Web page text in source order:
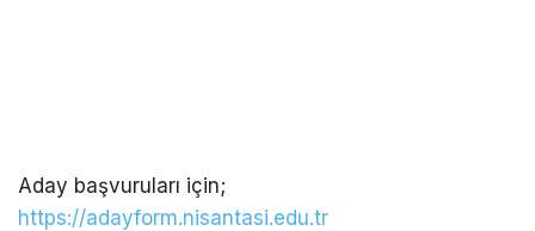
Aday başvuruları için;
https://adayform.nisantasi.edu.tr